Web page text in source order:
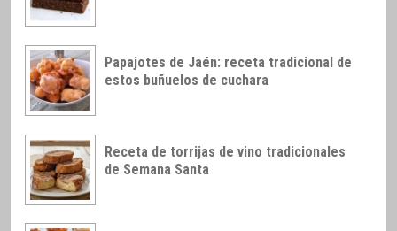
Papajotes de Jaén: receta tradicional de
estos buñuelos de cuchara
Receta de torrijas de vino tradicionales
de Semana Santa